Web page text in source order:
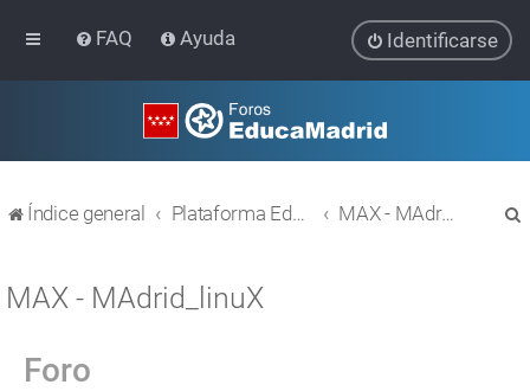
FAQ Ayuda Identificarse
Índice general Plataforma Educativa EducaMadrid MAX - MAdrid_linuX
MAX - MAdrid_linuX
Foro